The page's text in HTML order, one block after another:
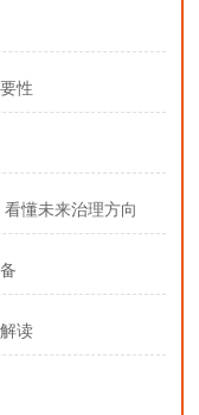
性
懂未来治理方向
读